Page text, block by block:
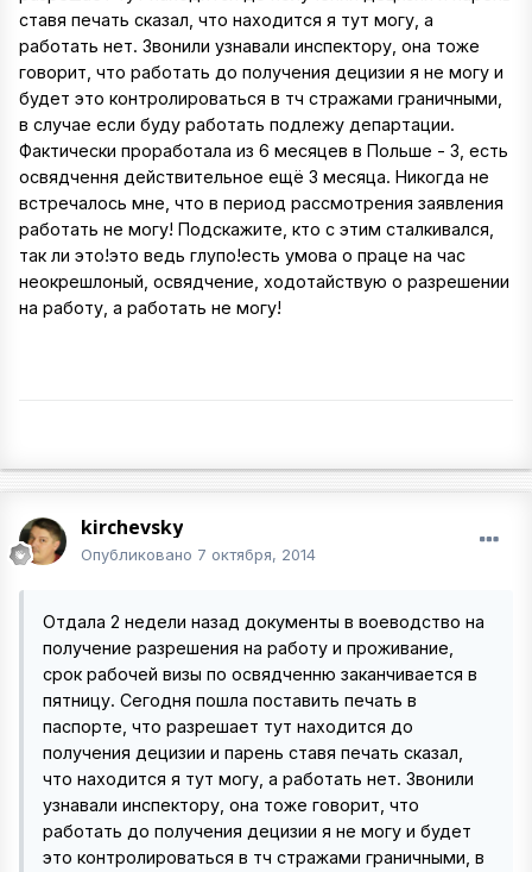
ставя печать сказал, что находится я тут могу, а
работать нет. Звонили узнавали инспектору, она тоже
говорит, что работать до получения децизии я не могу и
будет это контролироваться в тч стражами граничными,
в случае если буду работать подлежу департации.
Фактически проработала из 6 месяцев в Польше - 3, есть
освядчення действительное ещё 3 месяца. Никогда не
встречалось мне, что в период рассмотрения заявления
работать не могу! Подскажите, кто с этим сталкивался,
так ли это!это ведь глупо!есть умова о праце на час
неокрешлоный, освядчение, ходотайствую о разрешении
на работу, а работать не могу!
kirchevsky
Опубликовано 7 октября, 2014
Отдала 2 недели назад документы в воеводство на
получение разрешения на работу и проживание,
срок рабочей визы по освядченню заканчивается в
пятницу. Сегодня пошла поставить печать в
паспорте, что разрешает тут находится до
получения децизии и парень ставя печать сказал,
что находится я тут могу, а работать нет. Звонили
узнавали инспектору, она тоже говорит, что
работать до получения децизии я не могу и будет
это контролироваться в тч стражами граничными, в